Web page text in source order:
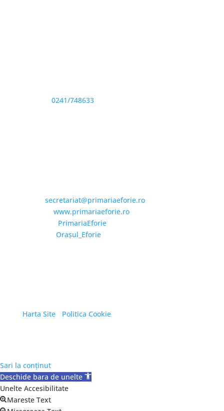
0241/748633
secretariat@primariaeforie.ro
www.primariaeforie.ro
PrimariaEforie
Oraşul_Eforie
Harta Site/ Politica Cookie
Sari la conținut
Deschide bara de unelte
Unelte Accesibilitate
Mareste Text